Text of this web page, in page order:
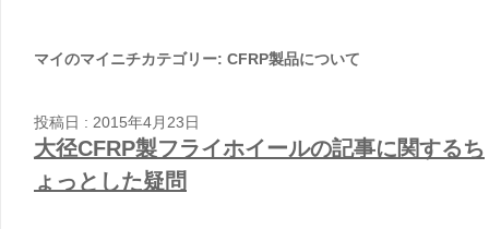
マイのマイニチカテゴリー: CFRP製品について
投稿日 : 2015年4月23日
大径CFRP製フライホイールの記事に関するち
ょっとした疑問